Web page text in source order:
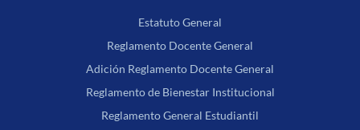
Estatuto General
Reglamento Docente General
Adición Reglamento Docente General
Reglamento de Bienestar Institucional
Reglamento General Estudiantil